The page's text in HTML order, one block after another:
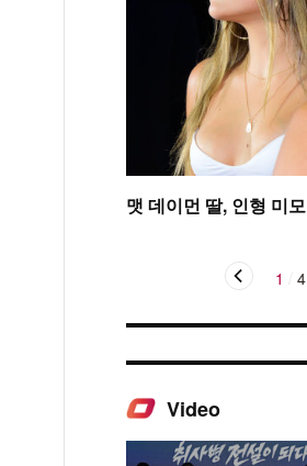
맷 데이먼 딸, 인형 미모
1 4
Video